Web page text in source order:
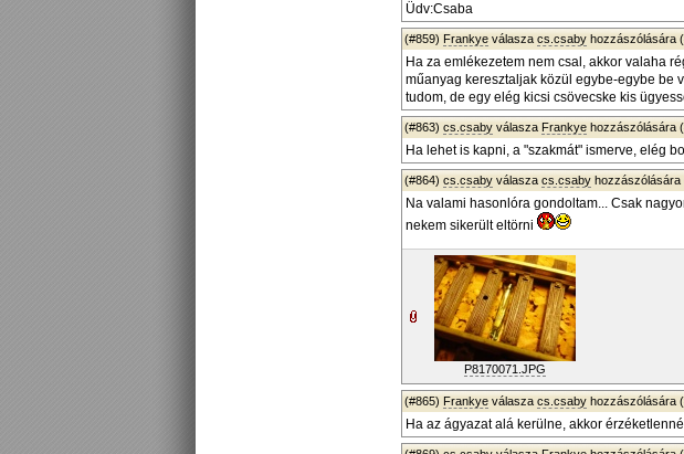
Üdv:Csaba
(#859) Frankye válasza cs.csaby hozzászólására (
Ha za emlékezetem nem csal, akkor valaha
műanyag keresztaljak közül egybe-egybe be
tudom, de egy elég kicsi csövecske kis
(#863) cs.csaby válasza Frankye hozzászólására (
Ha lehet is kapni, a "szakmát" ismerve, elég
(#864) cs.csaby válasza cs.csaby hozzászólására
Na valami hasonlóra gondoltam... Csak
nekem sikerült eltörni
P8170071.JPG
(#865) Frankye válasza cs.csaby hozzászólására (
Ha az ágyazat alá kerülne, akkor